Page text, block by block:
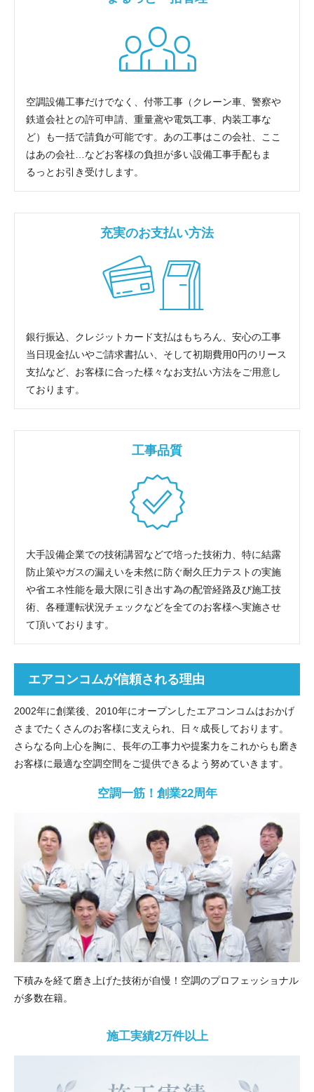
空調設備工事だけでなく、付帯工事（クレーン車、警察や
鉄道会社との許可申請、重量鳶や電気工事、内装工事な
ど）も一括で請負が可能です。あの工事はこの会社、ここ
はあの会社…などお客様の負担が多い設備工事手配もま
るっとお引き受けします。
充実のお支払い方法
銀行振込、クレジットカード支払はもちろん、安心の工事
当日現金払いやご請求書払い、そして初期費用0円のリース
支払など、お客様に合った様々なお支払い方法をご用意し
ております。
工事品質
大手設備企業での技術講習などで培った技術力、特に結露
防止策やガスの漏えいを未然に防ぐ耐久圧力テストの実施
や省エネ性能を最大限に引き出す為の配管経路及び施工技
術、各種運転状況チェックなどを全てのお客様へ実施させ
て頂いております。
エアコンコムが信頼される理由
2002年に創業後、2010年にオープンしたエアコンコムはおかげ
さまでたくさんのお客様に支えられ、日々成長しております。
さらなる向上心を胸に、長年の工事力や提案力をこれからも磨き
お客様に最適な空調空間をご提供できるよう努めていきます。
空調一筋！創業22周年
下積みを経て磨き上げた技術が自慢！空調のプロフェッショナル
が多数在籍。
施工実績2万件以上